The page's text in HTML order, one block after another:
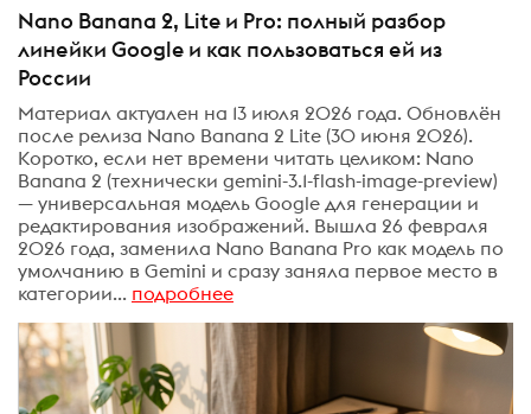
Nano Banana 2, Lite и Pro: полный разбор
линейки Google и как пользоваться ей из
России
Материал актуален на 13 июля 2026 года. Обновлён
после релиза Nano Banana 2 Lite (30 июня 2026).
Коротко, если нет времени читать целиком: Nano
Banana 2 (технически gemini-3.1-flash-image-preview)
— универсальная модель Google для генерации и
редактирования изображений. Вышла 26 февраля
2026 года, заменила Nano Banana Pro как модель по
умолчанию в Gemini и сразу заняла первое место в
категории... подробнее